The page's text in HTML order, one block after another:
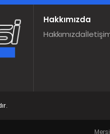
Hakkımızda
Hakkımızda